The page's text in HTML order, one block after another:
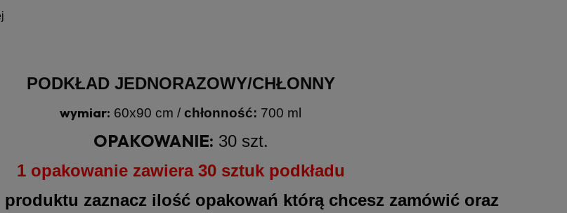
PODKŁAD JEDNORAZOWY/CHŁONNY
wymiar: 60x90 cm / chłonność: 700 ml
OPAKOWANIE: 30 szt.
1 opakowanie zawiera 30 sztuk podkładu
zaznacz ilość opakowań którą chcesz zamówić oraz